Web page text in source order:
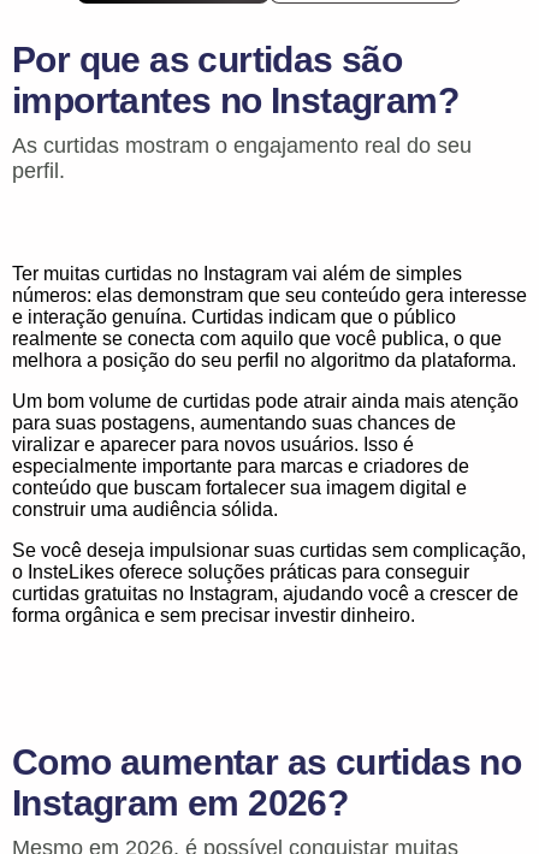
Por que as curtidas são
importantes no Instagram?
As curtidas mostram o engajamento real do seu
perfil.
Ter muitas curtidas no Instagram vai além de simples
números: elas demonstram que seu conteúdo gera interesse
e interação genuína. Curtidas indicam que o público
realmente se conecta com aquilo que você publica, o que
melhora a posição do seu perfil no algoritmo da plataforma.
Um bom volume de curtidas pode atrair ainda mais atenção
para suas postagens, aumentando suas chances de
viralizar e aparecer para novos usuários. Isso é
especialmente importante para marcas e criadores de
conteúdo que buscam fortalecer sua imagem digital e
construir uma audiência sólida.
Se você deseja impulsionar suas curtidas sem complicação,
o InsteLikes oferece soluções práticas para conseguir
curtidas gratuitas no Instagram, ajudando você a crescer de
forma orgânica e sem precisar investir dinheiro.
Como aumentar as curtidas no
Instagram em 2026?
Mesmo em 2026, é possível conquistar muitas